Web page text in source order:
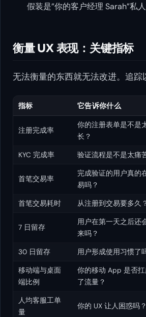
假装是”你的客户经理 Sarah”私
衡量 UX 表现：关键指标
无法衡量的东西就无法改进。追踪
指标 它告诉你什么
注册完成率
你的注册表单是不是
长？
KYC 完成率 验证流程是不是太痛
首笔交易率
完成验证的用户真的
易吗？
首笔交易耗时 从注册到交易要多久
7 日留存
用户在第一天之后还
来吗？
30 日留存 用户形成使用习惯了
移动端与桌面
端比例
你的移动 App 是否扛
了流量？
人均客服工单
量
你的 UX 让人困惑吗？